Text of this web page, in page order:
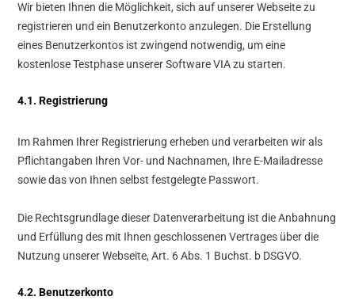
Wir bieten Ihnen die Möglichkeit, sich auf unserer Webseite zu
registrieren und ein Benutzerkonto anzulegen. Die Erstellung
eines Benutzerkontos ist zwingend notwendig, um eine
kostenlose Testphase unserer Software VIA zu starten.
4.1. Registrierung
Im Rahmen Ihrer Registrierung erheben und verarbeiten wir als
Pflichtangaben Ihren Vor- und Nachnamen, Ihre E-Mailadresse
sowie das von Ihnen selbst festgelegte Passwort.
Die Rechtsgrundlage dieser Datenverarbeitung ist die Anbahnung
und Erfüllung des mit Ihnen geschlossenen Vertrages über die
Nutzung unserer Webseite, Art. 6 Abs. 1 Buchst. b DSGVO.
4.2. Benutzerkonto